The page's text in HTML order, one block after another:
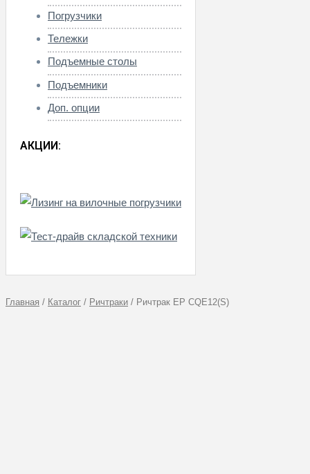
Погрузчики
Тележки
Подъемные столы
Подъемники
Доп. опции
АКЦИИ:
Главная / Каталог / Ричтраки / Ричтрак EP CQE12(S)